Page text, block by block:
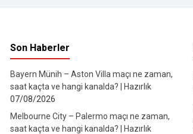
Son Haberler
Bayern Münih – Aston Villa maçı ne zaman,
saat kaçta ve hangi kanalda? | Hazırlık
07/08/2026
Melbourne City – Palermo maçı ne zaman,
saat kaçta ve hangi kanalda? | Hazırlık